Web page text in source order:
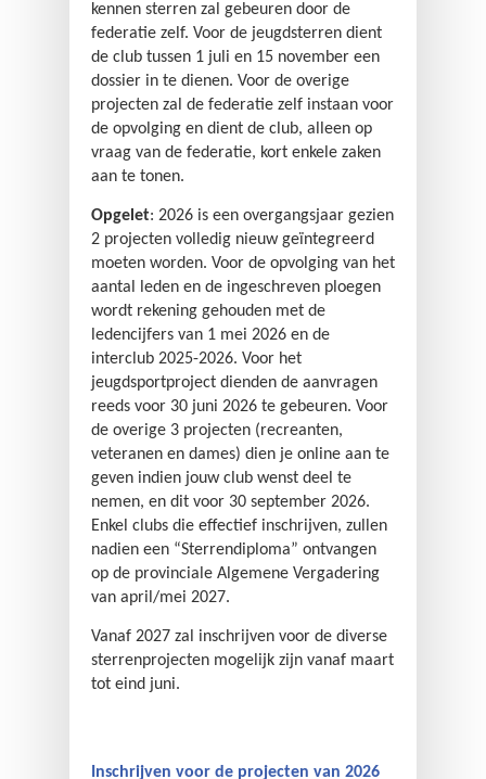
kennen sterren zal gebeuren door de
federatie zelf. Voor de jeugdsterren dient
de club tussen 1 juli en 15 november een
dossier in te dienen. Voor de overige
projecten zal de federatie zelf instaan voor
de opvolging en dient de club, alleen op
vraag van de federatie, kort enkele zaken
aan te tonen.
Opgelet: 2026 is een overgangsjaar gezien
2 projecten volledig nieuw geïntegreerd
moeten worden. Voor de opvolging van het
aantal leden en de ingeschreven ploegen
wordt rekening gehouden met de
ledencijfers van 1 mei 2026 en de
interclub 2025-2026. Voor het
jeugdsportproject dienden de aanvragen
reeds voor 30 juni 2026 te gebeuren. Voor
de overige 3 projecten (recreanten,
veteranen en dames) dien je online aan te
geven indien jouw club wenst deel te
nemen, en dit voor 30 september 2026.
Enkel clubs die effectief inschrijven, zullen
nadien een “Sterrendiploma” ontvangen
op de provinciale Algemene Vergadering
van april/mei 2027.
Vanaf 2027 zal inschrijven voor de diverse
sterrenprojecten mogelijk zijn vanaf maart
tot eind juni.
Inschrijven voor de projecten van 2026